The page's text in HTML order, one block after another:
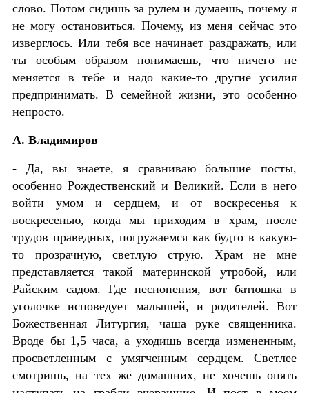
слово. Потом сидишь за рулем и думаешь, почему я
не могу остановиться. Почему, из меня сейчас это
изверглось. Или тебя все начинает раздражать, или
ты особым образом понимаешь, что ничего не
меняется в тебе и надо какие-то другие усилия
предпринимать. В семейной жизни, это особенно
непросто.
А. Владимиров
- Да, вы знаете, я сравниваю большие посты,
особенно Рождественский и Великий. Если в него
войти умом и сердцем, и от воскресенья к
воскресенью, когда мы приходим в храм, после
трудов праведных, погружаемся как будто в какую-
то прозрачную, светлую струю. Храм не мне
представляется такой материнской утробой, или
Райским садом. Где песнопения, вот батюшка в
уголочке исповедует малышей, и родителей. Вот
Божественная Литургия, чаша руке священника.
Вроде бы 1,5 часа, а уходишь всегда измененным,
просветленным с умягченным сердцем. Светлее
смотришь, на тех же домашних, не хочешь опять